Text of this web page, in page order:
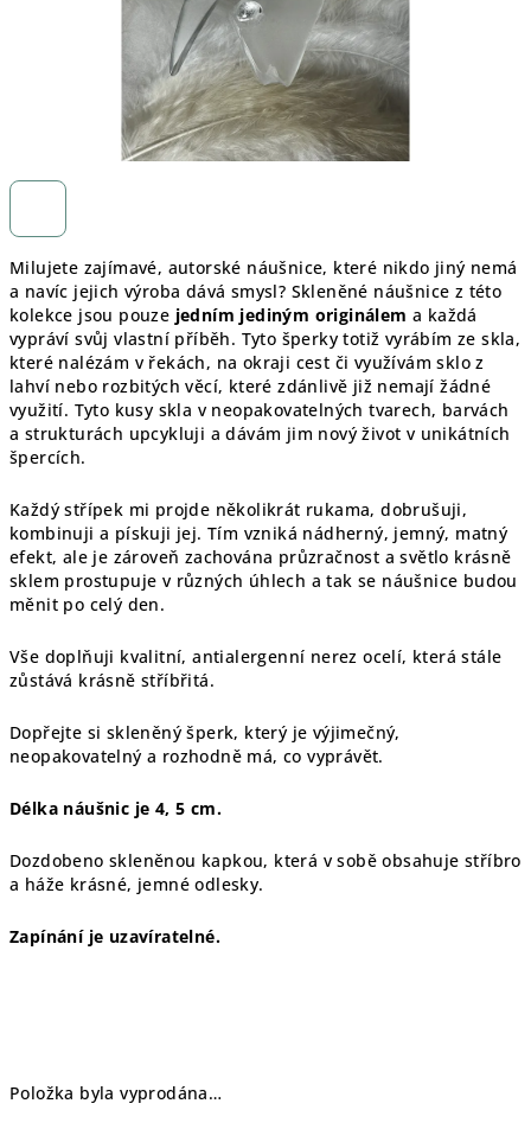
Milujete zajímavé, autorské náušnice, které nikdo jiný nemá
a navíc jejich výroba dává smysl? Skleněné náušnice z této
kolekce jsou pouze jedním jediným originálem a každá
vypráví svůj vlastní příběh. Tyto šperky totiž vyrábím ze skla,
které nalézám v řekách, na okraji cest či využívám sklo z
lahví nebo rozbitých věcí, které zdánlivě již nemají žádné
využití. Tyto kusy skla v neopakovatelných tvarech, barvách
a strukturách upcykluji a dávám jim nový život v unikátních
špercích.
Každý střípek mi projde několikrát rukama, dobrušuji,
kombinuji a pískuji jej. Tím vzniká nádherný, jemný, matný
efekt, ale je zároveň zachována průzračnost a světlo krásně
sklem prostupuje v různých úhlech a tak se náušnice budou
měnit po celý den.
Vše doplňuji kvalitní, antialergenní nerez ocelí, která stále
zůstává krásně stříbřitá.
Dopřejte si skleněný šperk, který je výjimečný,
neopakovatelný a rozhodně má, co vyprávět.
Délka náušnic je 4, 5 cm.
Dozdobeno skleněnou kapkou, která v sobě obsahuje stříbro
a háže krásné, jemné odlesky.
Zapínání je uzavíratelné.
Položka byla vyprodána…